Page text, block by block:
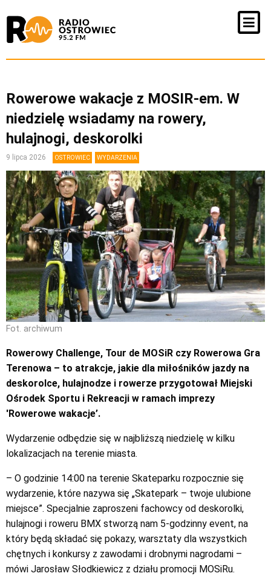
Rowerowe wakacje z MOSIR-em. W
niedzielę wsiadamy na rowery,
hulajnogi, deskorolki
9 lipca 2026 OSTROWIEC WYDARZENIA
Fot. archiwum
Rowerowy Challenge, Tour de MOSiR czy Rowerowa Gra
Terenowa – to atrakcje, jakie dla miłośników jazdy na
deskorolce, hulajnodze i rowerze przygotował Miejski
Ośrodek Sportu i Rekreacji w ramach imprezy
'Rowerowe wakacje’.
Wydarzenie odbędzie się w najbliższą niedzielę w kilku
lokalizacjach na terenie miasta.
– O godzinie 14:00 na terenie Skateparku rozpocznie się
wydarzenie, które nazywa się „Skatepark – twoje ulubione
miejsce”. Specjalnie zaproszeni fachowcy od deskorolki,
hulajnogi i roweru BMX stworzą nam 5-godzinny event, na
który będą składać się pokazy, warsztaty dla wszystkich
chętnych i konkursy z zawodami i drobnymi nagrodami –
mówi Jarosław Słodkiewicz z działu promocji MOSiRu.